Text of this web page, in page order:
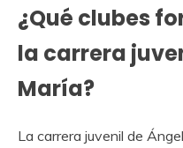
¿Qué clubes
la carrera
María?
La carrera juvenil de